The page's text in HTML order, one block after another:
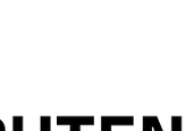
maritime arbeidsgivere og